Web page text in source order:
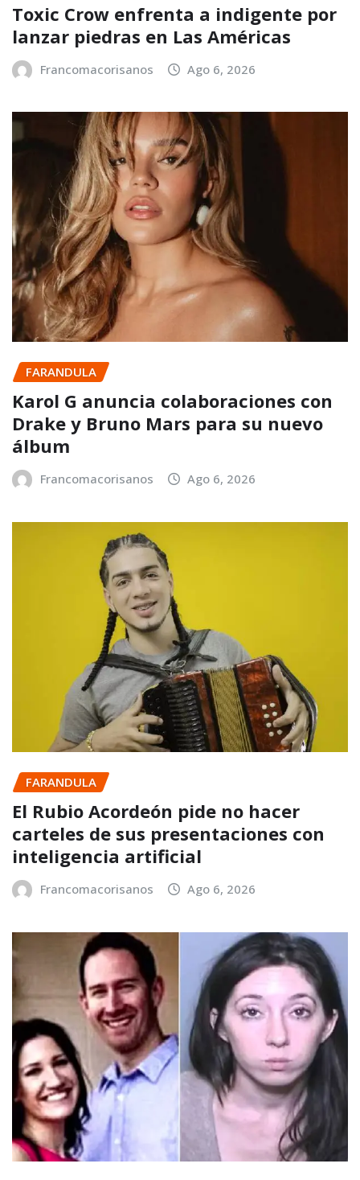
Toxic Crow enfrenta a indigente por
lanzar piedras en Las Américas
Francomacorisanos Ago 6, 2026
FARANDULA
Karol G anuncia colaboraciones con
Drake y Bruno Mars para su nuevo
álbum
Francomacorisanos Ago 6, 2026
FARANDULA
El Rubio Acordeón pide no hacer
carteles de sus presentaciones con
inteligencia artificial
Francomacorisanos Ago 6, 2026